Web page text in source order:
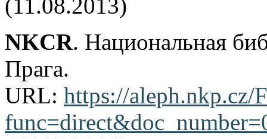
(11.08.2013)
NKCR. Национальная
Прага.
URL: https://aleph.nkp.cz/